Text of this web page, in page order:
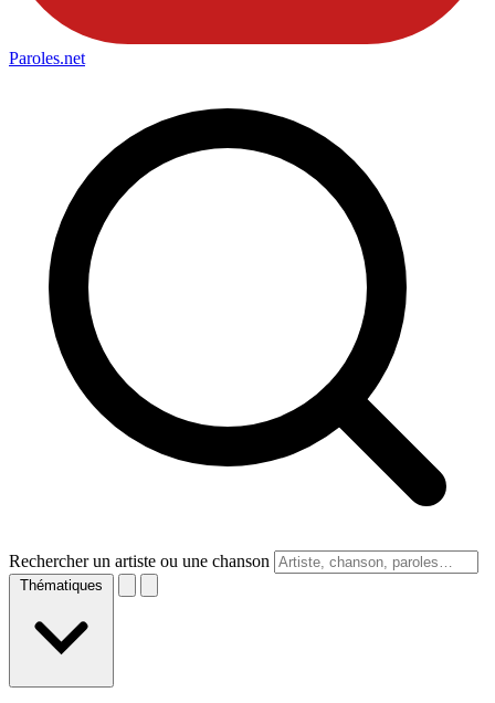
Paroles.net
Rechercher un artiste ou une chanson
Thématiques